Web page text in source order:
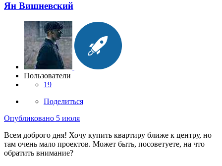
Ян Вишневский
Пользователи
19
Поделиться
Опубликовано 5 июля
Всем доброго дня! Хочу купить квартиру ближе к центру, но
там очень мало проектов. Может быть, посоветуете, на что
обратить внимание?